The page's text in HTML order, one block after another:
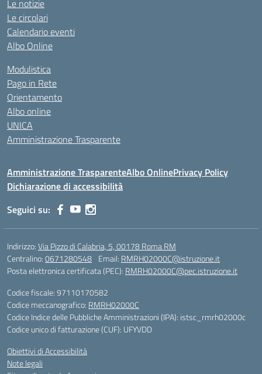
Le notizie
Le circolari
Calendario eventi
Albo Online
Modulistica
Pago in Rete
Orientamento
Albo online
UNICA
Amministrazione Trasparente
Amministrazione TrasparenteAlbo OnlinePrivacy Policy
Dichiarazione di accessibilità
Seguici su:
Indirizzo:Via Pizzo di Calabria, 5, 00178 Roma RM
Centralino:0671280548 Email: RMRH02000C@istruzione.it
Posta elettronica certificata (PEC): RMRH02000C@pec.istruzione.it
Codice fiscale: 97110170582
Codice meccanografico: RMRH02000C
Codice Indice delle Pubbliche Amministrazioni (IPA): istsc_rmrh02000c
Codice unico di fatturazione (CUF): UFYVDD
Obiettivi di Accessibilità
Note legali